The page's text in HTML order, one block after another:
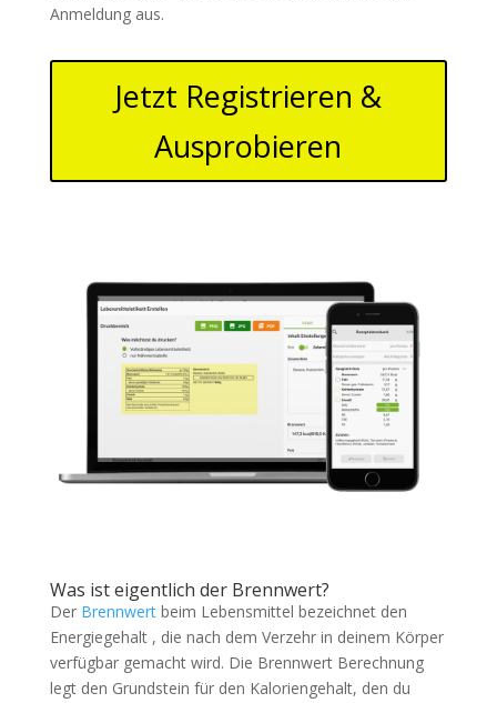
Anmeldung aus.
Jetzt Registrieren &
Ausprobieren
Was ist eigentlich der Brennwert?
Der Brennwertbeim Lebensmittel bezeichnet den
Energiegehalt , die nach dem Verzehr in deinem Körper
verfügbar gemacht wird. Die Brennwert Berechnung
legt den Grundstein für den Kaloriengehalt, den du